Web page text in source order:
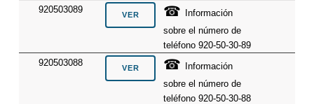
920503089
☎ Información
sobre el número de
teléfono 920-50-30-89
920503088
☎ Información
sobre el número de
teléfono 920-50-30-88